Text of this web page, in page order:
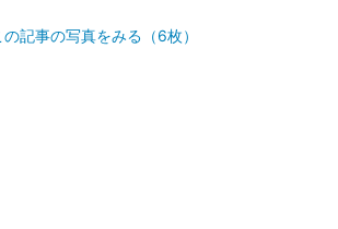
の記事の写真をみる（6枚）